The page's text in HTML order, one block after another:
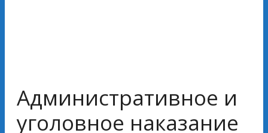
Административное и
уголовное наказание